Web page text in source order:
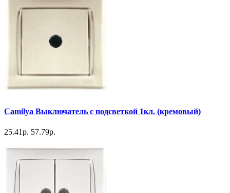
Camilya Выключатель с подсветкой 1кл. (кремовый)
25.41р. 57.79р.